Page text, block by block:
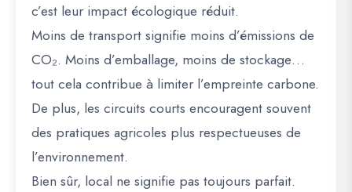
c’est leur impact écologique réduit.
Moins de transport signifie moins d’émissions de
CO₂. Moins d’emballage, moins de stockage…
tout cela contribue à limiter l’empreinte carbone.
De plus, les circuits courts encouragent souvent
des pratiques agricoles plus respectueuses de
l’environnement.
Bien sûr, local ne signifie pas toujours parfait.